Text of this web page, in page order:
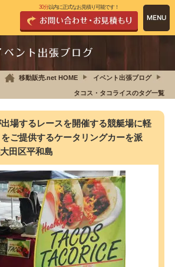
30分以内に正式なお見積り可能です！
ベント出張ブログ
移動販売.net HOME イベント出張ブログ
タコス・タコライスのタグ一覧
出場するレースを開催する競艇場に軽
ご提供するケータリングカーを派
田区平和島